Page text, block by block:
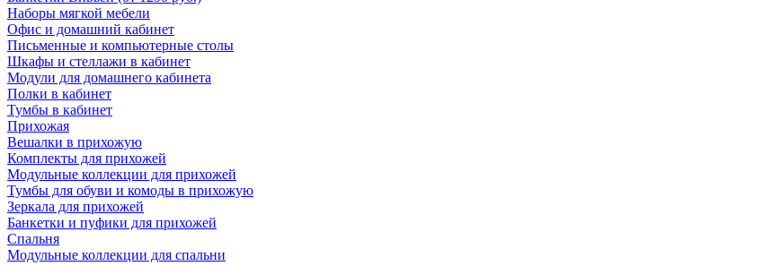
Наборы мягкой мебели
Офис и домашний кабинет
Письменные и компьютерные столы
Шкафы и стеллажи в кабинет
Модули для домашнего кабинета
Полки в кабинет
Тумбы в кабинет
Прихожая
Вешалки в прихожую
Комплекты для прихожей
Модульные коллекции для прихожей
Тумбы для обуви и комоды в прихожую
Зеркала для прихожей
Банкетки и пуфики для прихожей
Спальня
Модульные коллекции для спальни